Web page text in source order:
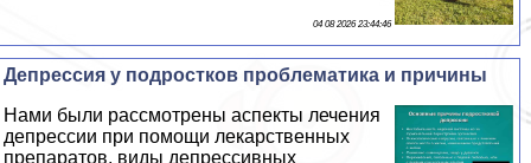
04 08 2026 23:44:46
Депрессия у подростков проблематика и причины
Нами были рассмотрены аспекты лечения
депрессии при помощи лекарственных
препаратов, виды депрессивных